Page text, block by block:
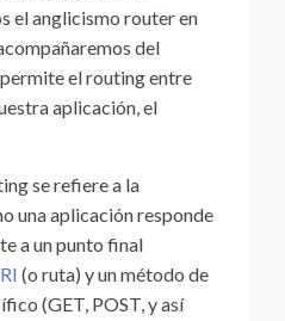
el anglicismo router en
del
el routing entre
aplicación, el
se refiere a la
una aplicación responde
a un punto final
(o ruta) y un método de
(GET, POST, y así